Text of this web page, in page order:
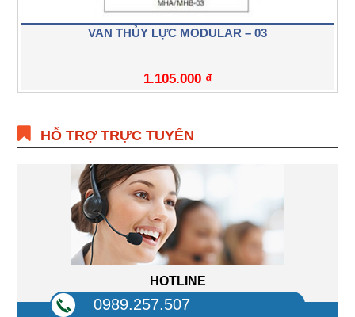
VAN THỦY LỰC MODULAR – 03
1.105.000 ₫
HỖ TRỢ TRỰC TUYẾN
HOTLINE
0989.257.507